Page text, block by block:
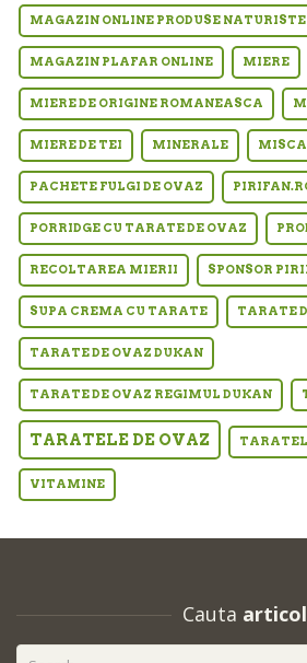
MAGAZIN ONLINE PRODUSE NATURISTE
MAGAZIN PLAFAR ONLINE MIERE
MIERE DE ORIGINE ROMANEASCA
MIERE DE TEI MINERALE
PACHETE FULGI DE OVAZ
PORRIDGE CU TARATE DE OVAZ
RECOLTAREA MIERII SPONSOR
SUPA CREMA CU TARATE TARATE
TARATE DE OVAZ DUKAN
TARATE DE OVAZ REGIMUL DUKAN
TARATELE DE OVAZ
VITAMINE
Cauta articol